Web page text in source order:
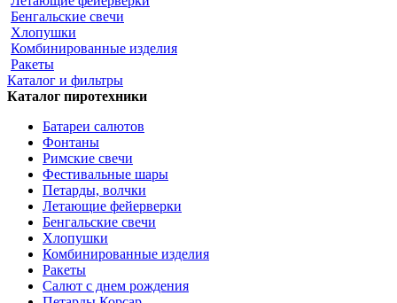
Бенгальские свечи
Хлопушки
Комбинированные изделия
Ракеты
Каталог и фильтры
Каталог пиротехники
Батареи салютов
Фонтаны
Римские свечи
Фестивальные шары
Петарды, волчки
Летающие фейерверки
Бенгальские свечи
Хлопушки
Комбинированные изделия
Ракеты
Салют с днем рождения